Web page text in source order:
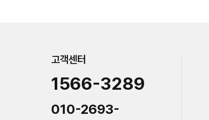
고객센터
1566-3289
010-2693-